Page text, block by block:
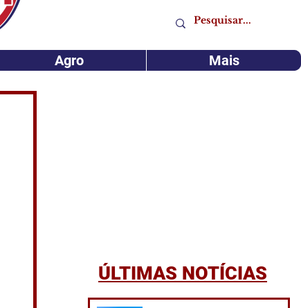
Agro Mais
ÚLTIMAS NOTÍCIAS